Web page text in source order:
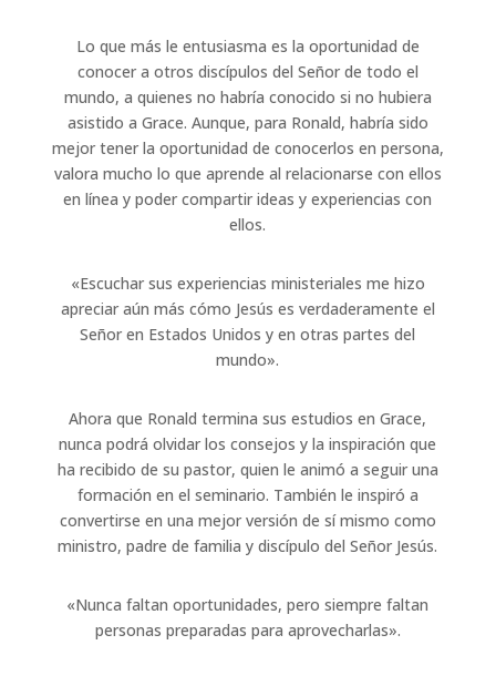
Lo que más le entusiasma es la oportunidad de
conocer a otros discípulos del Señor de todo el
mundo, a quienes no habría conocido si no hubiera
asistido a Grace. Aunque, para Ronald, habría sido
mejor tener la oportunidad de conocerlos en persona,
valora mucho lo que aprende al relacionarse con ellos
en línea y poder compartir ideas y experiencias con
ellos.
«Escuchar sus experiencias ministeriales me hizo
apreciar aún más cómo Jesús es verdaderamente el
Señor en Estados Unidos y en otras partes del
mundo».
Ahora que Ronald termina sus estudios en Grace,
nunca podrá olvidar los consejos y la inspiración que
ha recibido de su pastor, quien le animó a seguir una
formación en el seminario. También le inspiró a
convertirse en una mejor versión de sí mismo como
ministro, padre de familia y discípulo del Señor Jesús.
«Nunca faltan oportunidades, pero siempre faltan
personas preparadas para aprovecharlas».